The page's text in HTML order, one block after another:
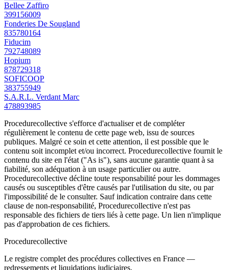
Bellee Zaffiro
399156009
Fonderies De Sougland
835780164
Fiducim
792748089
Hopium
878729318
SOFICOOP
383755949
S.A.R.L. Verdant Marc
478893985
Procedurecollective s'efforce d'actualiser et de compléter
régulièrement le contenu de cette page web, issu de sources
publiques. Malgré ce soin et cette attention, il est possible que le
contenu soit incomplet et/ou incorrect. Procedurecollective fournit le
contenu du site en l'état ("As is"), sans aucune garantie quant à sa
fiabilité, son adéquation à un usage particulier ou autre.
Procedurecollective décline toute responsabilité pour les dommages
causés ou susceptibles d'être causés par l'utilisation du site, ou par
l'impossibilité de le consulter. Sauf indication contraire dans cette
clause de non-responsabilité, Procedurecollective n'est pas
responsable des fichiers de tiers liés à cette page. Un lien n'implique
pas d'approbation de ces fichiers.
Procedurecollective
Le registre complet des procédures collectives en France —
redressements et liquidations judiciaires.